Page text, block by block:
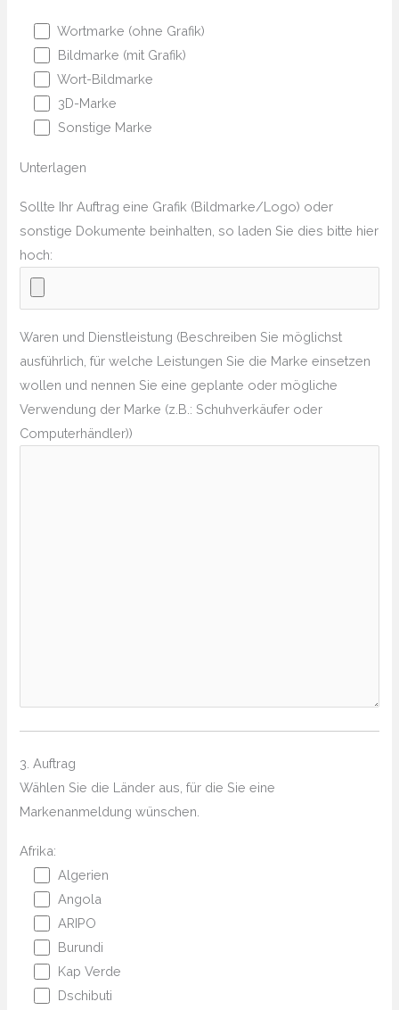
Wortmarke (ohne Grafik)
Bildmarke (mit Grafik)
Wort-Bildmarke
3D-Marke
Sonstige Marke
Unterlagen
Sollte Ihr Auftrag eine Grafik (Bildmarke/Logo) oder
sonstige Dokumente beinhalten, so laden Sie dies bitte hier
hoch:
Waren und Dienstleistung (Beschreiben Sie möglichst
ausführlich, für welche Leistungen Sie die Marke einsetzen
wollen und nennen Sie eine geplante oder mögliche
Verwendung der Marke (z.B.: Schuhverkäufer oder
Computerhändler))
3. Auftrag
Wählen Sie die Länder aus, für die Sie eine
Markenanmeldung wünschen.
Afrika:
Algerien
Angola
ARIPO
Burundi
Kap Verde
Dschibuti